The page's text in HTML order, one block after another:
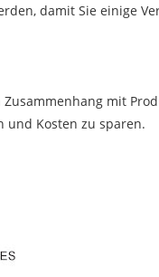
damit Sie einige
mit
und Kosten zu sparen.